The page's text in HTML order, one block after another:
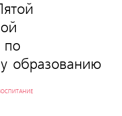
по
образованию